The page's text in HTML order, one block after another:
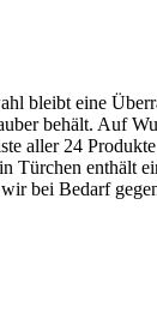
bleibt eine
behält. Auf
aller 24
Türchen enthält
bei Bedarf